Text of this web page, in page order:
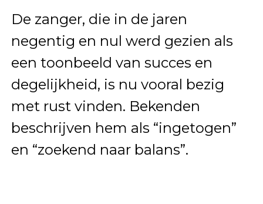
De zanger, die in de jaren
negentig en nul werd gezien als
een toonbeeld van succes en
degelijkheid, is nu vooral bezig
met rust vinden. Bekenden
beschrijven hem als “ingetogen”
en “zoekend naar balans”.